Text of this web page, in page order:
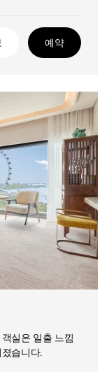
예약
실은 일출 느낌
습니다.